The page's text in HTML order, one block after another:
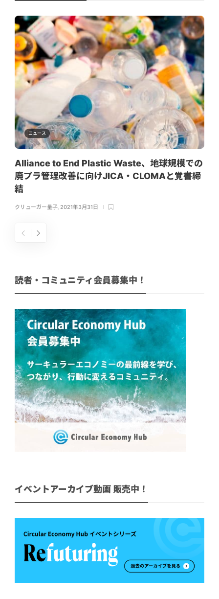
ニュース
Alliance to End Plastic Waste、地球規模での
廃プラ管理改善に向けJICA・CLOMAと覚書締
結
クリューガー量子, 2021年3月31日
読者・コミュニティ会員募集中！
イベントアーカイブ動画 販売中！